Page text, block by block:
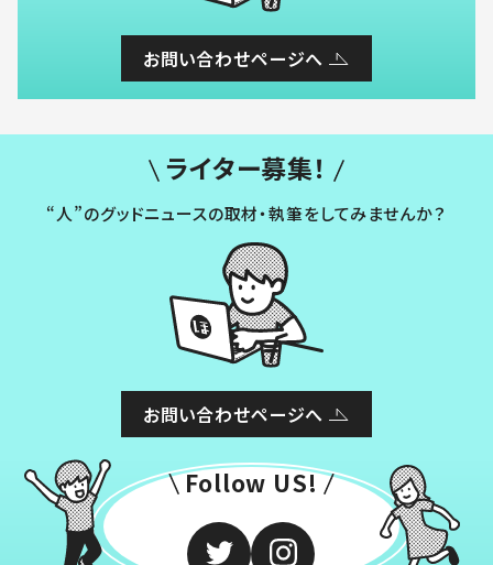
お問い合わせページへ
ライター募集！
“人”のグッドニュースの取材・執筆をしてみませんか？
お問い合わせページへ
Follow US!